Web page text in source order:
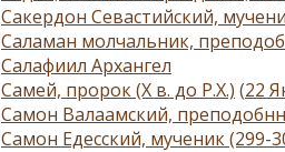
Сакердон Севастийский,
Саламан молчальник,
Салафиил Архангел
Самей, пророк (X в. до Р.Х.) (22
Самон Валаамский,
Самон Едесский, мученик (299-